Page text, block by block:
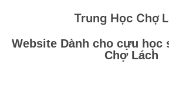
Trung Học Chợ
Website Dành cho cựu học
Chợ Lách